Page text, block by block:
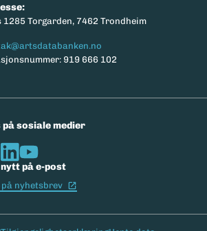
1285 Torgarden, 7462 Trondheim
919 666 102
på sosiale medier
på e-post
på nyhetsbrev